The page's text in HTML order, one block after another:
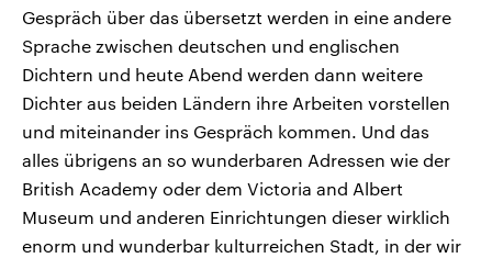
Gespräch über das übersetzt werden in eine andere
Sprache zwischen deutschen und englischen
Dichtern und heute Abend werden dann weitere
Dichter aus beiden Ländern ihre Arbeiten vorstellen
und miteinander ins Gespräch kommen. Und das
alles übrigens an so wunderbaren Adressen wie der
British Academy oder dem Victoria and Albert
Museum und anderen Einrichtungen dieser wirklich
enorm und wunderbar kulturreichen Stadt, in der wir